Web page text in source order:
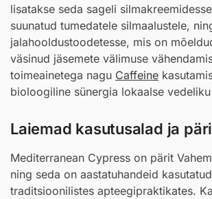
lisatakse seda sageli
suunatud tumedatele silmaalustele,
jalahooldustoodetesse, mis on
väsinud jäsemete välimuse
toimeainetega nagu Caffeine
bioloogiline sünergia lokaalse
Laiemad kasutusalad ja
Mediterranean Cypress on pärit
ning seda on aastatuhandeid kasutatud
traditsioonilistes apteegipraktikates.